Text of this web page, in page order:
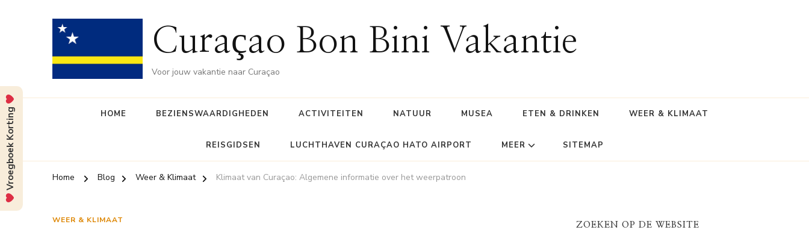
Curaçao Bon Bini Vakantie
Voor jouw vakantie naar Curaçao
HOME BEZIENSWAARDIGHEDEN ACTIVITEITEN NATUUR MUSEA ETEN & DRINKEN WEER & KLIMAAT
REISGIDSEN LUCHTHAVEN CURAÇAO HATO AIRPORT MEER SITEMAP
Home Blog Weer & Klimaat Klimaat van Curaçao: Algemene informatie over het weerpatroon
WEER & KLIMAAT
ZOEKEN OP DE WEBSITE
Vroegboek Korting